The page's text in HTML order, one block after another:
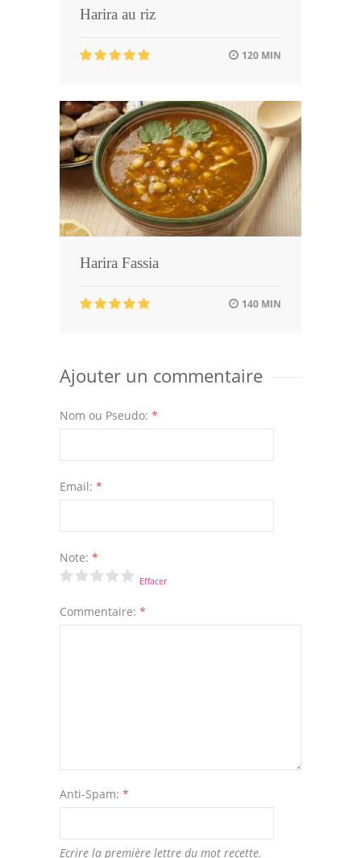
Harira au riz
120 MIN
Harira Fassia
140 MIN
Ajouter un commentaire
Nom ou Pseudo: *
Email: *
Note: *
Effacer
Commentaire: *
Anti-Spam: *
Ecrire la première lettre du mot recette.